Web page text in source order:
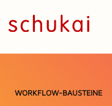
WORKFLOW-BAUSTEINE